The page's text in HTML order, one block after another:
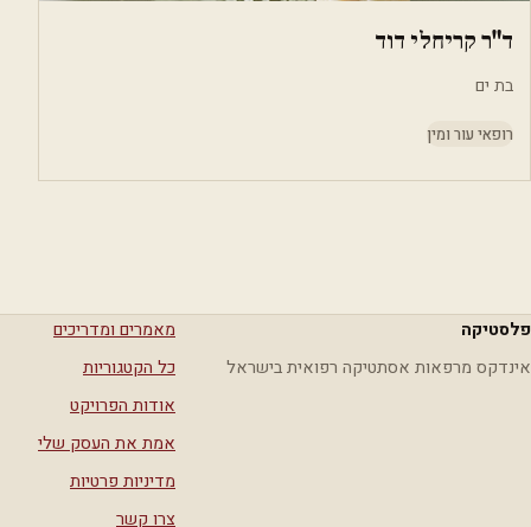
ד"ר קריחלי דוד
בת ים
רופאי עור ומין
פלסטיקה
אינדקס מרפאות אסתטיקה רפואית בישראל
מאמרים ומדריכים
כל הקטגוריות
אודות הפרויקט
אמת את העסק שלי
מדיניות פרטיות
צרו קשר